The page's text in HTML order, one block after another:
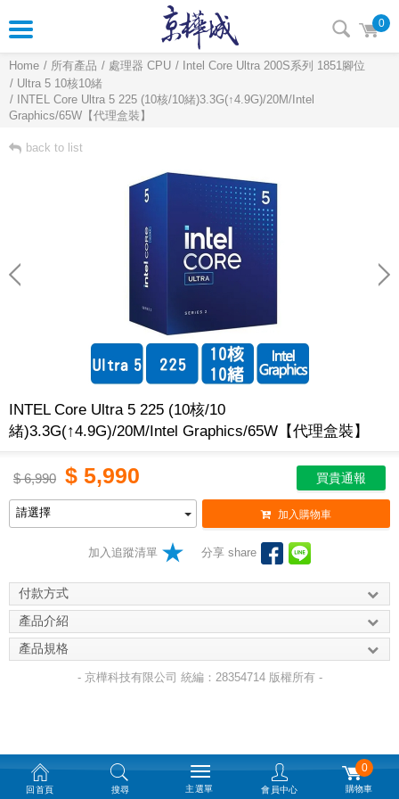
0
Home 所有產品 處理器 CPU
Intel Core Ultra 200S系列 1851腳位
Ultra 5 10核10緒
INTEL Core Ultra 5 225 (10核/10緒)3.3G(↑4.9G)/20M/Intel
Graphics/65W【代理盒裝】
back to list
INTEL Core Ultra 5 225 (10核/10
緒)3.3G(↑4.9G)/20M/Intel Graphics/65W【代理盒裝】
$6,990 $ 5,990 買貴通報
加入購物車
加入追蹤清單 分享 share
付款方式
產品介紹
產品規格
- 京樺科技有限公司 統編：28354714 版權所有 -
回首頁 搜尋 主選單 會員中心
0
購物車